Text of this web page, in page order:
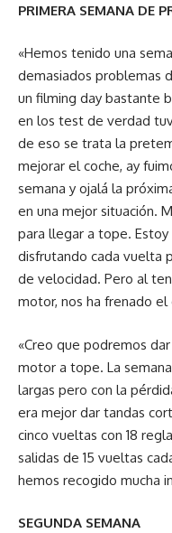
PRIMERA SEMANA DE
«Hemos tenido una
demasiados problemas
un filming day bastante
en los test de verdad
de eso se trata la
mejorar el coche, ay
semana y ojalá la
en una mejor situación.
para llegar a tope.
disfrutando cada vuelta
de velocidad. Pero al
motor, nos ha frenado
«Creo que podremos
motor a tope. La
largas pero con la
era mejor dar tandas
cinco vueltas con 18
salidas de 15 vueltas
hemos recogido mucha
SEGUNDA SEMANA